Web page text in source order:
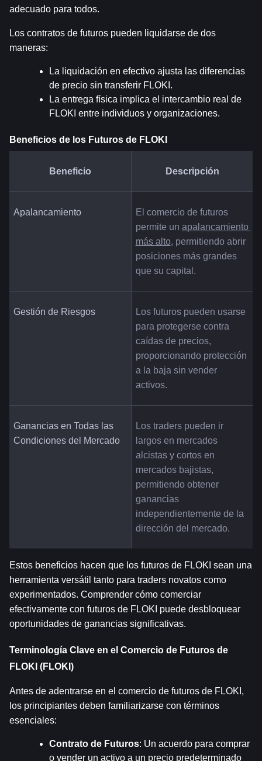
adecuado para todos.
Los contratos de futuros pueden liquidarse de dos
maneras:
La liquidación en efectivo ajusta las diferencias
de precio sin transferir FLOKI.
La entrega física implica el intercambio real de
FLOKI entre individuos y organizaciones.
Beneficios de los Futuros de FLOKI
Beneficio Descripción
Apalancamiento
El comercio de futuros
permite un apalancamiento
más alto, permitiendo abrir
posiciones más grandes
que su capital.
Gestión de Riesgos
Los futuros pueden usarse
para protegerse contra
caídas de precios,
proporcionando protección
a la baja sin vender
activos.
Ganancias en Todas las
Condiciones del Mercado
Los traders pueden ir
largos en mercados
alcistas y cortos en
mercados bajistas,
permitiendo obtener
ganancias
independientemente de la
dirección del mercado.
Estos beneficios hacen que los futuros de FLOKI sean una
herramienta versátil tanto para traders novatos como
experimentados. Comprender cómo comerciar
efectivamente con futuros de FLOKI puede desbloquear
oportunidades de ganancias significativas.
Terminología Clave en el Comercio de Futuros de
FLOKI (FLOKI)
Antes de adentrarse en el comercio de futuros de FLOKI,
los principiantes deben familiarizarse con términos
esenciales:
Contrato de Futuros: Un acuerdo para comprar
o vender un activo a un precio predeterminado